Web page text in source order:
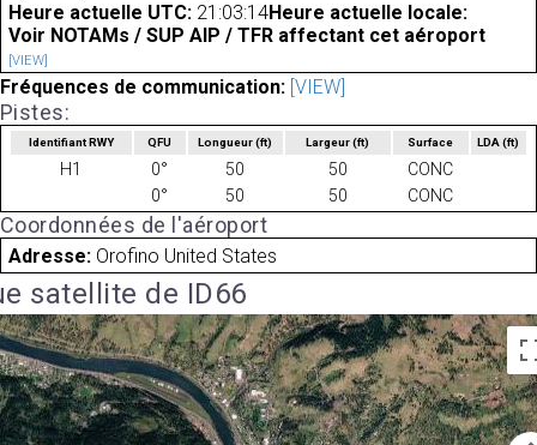
Heure actuelle UTC: 21:03:14Heure actuelle locale:
Voir NOTAMs / SUP AIP / TFR affectant cet aéroport
[VIEW]
Fréquences de communication: [VIEW]
Pistes:
Identifiant RWY QFU Longueur(ft) Largeur(ft) Surface LDA(ft)
H1 0° 50 50
CONC
0°
50 50 CONC
Coordonnées de l'aéroport
Adresse: Orofino United States
satellite de ID66